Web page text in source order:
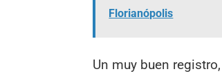
Florianópolis
Un muy buen